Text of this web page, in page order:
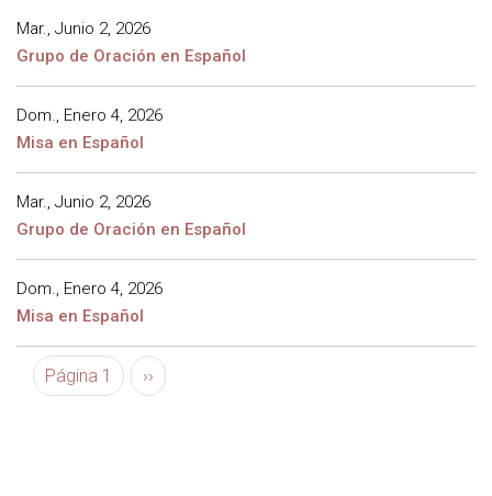
Mar., Junio 2, 2026
Grupo de Oración en Español
Dom., Enero 4, 2026
Misa en Español
Mar., Junio 2, 2026
Grupo de Oración en Español
Dom., Enero 4, 2026
Misa en Español
Paginación
Página 1 Siguiente página
››